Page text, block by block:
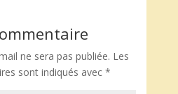
ne sera pas publiée. Les
sont indiqués avec *